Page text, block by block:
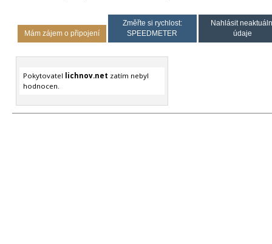
Mám zájem o připojení
Změřte si rychlost:
SPEEDMETER
Nahlásit
údaje
Pokytovatel lichnov.net zatím nebyl
hodnocen.